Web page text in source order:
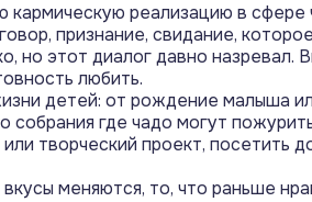
реализацию в сфере
признание, свидание,
но этот диалог давно назревал.
любить.
детей: от рождение малыша
собрания где чадо могут
творческий проект, посетить
меняются, то, что раньше